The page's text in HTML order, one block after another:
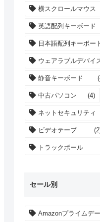
横スクロールマウス
英語配列キーボード
日本語配列キーボー
ウェアラブルデバイ
静音キーボード
中古パソコン (4)
ネットセキュリティ
ビデオテープ
トラックボール
セール別
Amazonプライムデー